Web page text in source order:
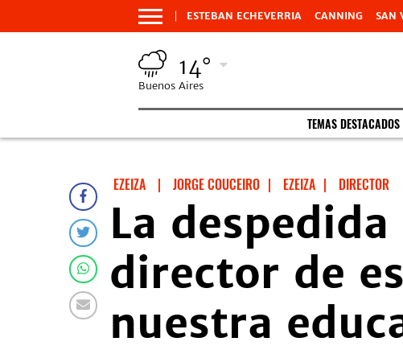
ESTEBAN ECHEVERRIA CANNING SAN
14°
Buenos Aires
TEMAS DESTACADOS
EZEIZA | JORGE COUCEIRO | EZEIZA | DIRECTOR
La
director de
nuestra